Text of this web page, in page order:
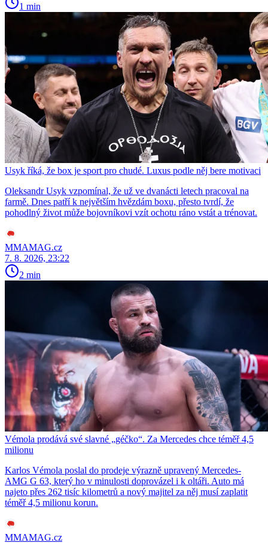
1 min
Usyk říká, že box je sport pro chudé. Luxus podle něj bere motivaci
Oleksandr Usyk vzpomínal, že už ve dvanácti letech pracoval na
farmě. Dnes patří k největším hvězdám boxu, přesto tvrdí, že
pohodlný život může bojovníkovi vzít ochotu ráno vstát a trénovat.
MMAMAG.cz
7. 8. 2026, 23:22
2 min
Vémola prodává své slavné „géčko“. Za Mercedes chce téměř 4,5
milionu
Karlos Vémola poslal do prodeje výrazně upravený Mercedes-
AMG G 63, který ho v minulosti doprovázel i k oltáři. Auto má
najeto přes 262 tisíc kilometrů a nový majitel za něj musí zaplatit
téměř 4,5 milionu korun.
MMAMAG.cz